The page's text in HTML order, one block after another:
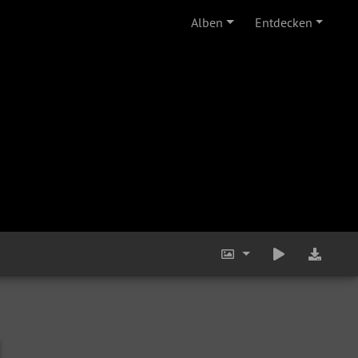
Alben Entdecken